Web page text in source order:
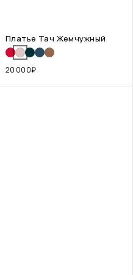
Платье Тач Жемчужный
20 000₽